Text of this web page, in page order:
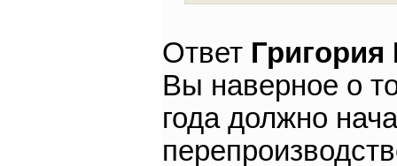
Ответ
Вы наверное о
года должно